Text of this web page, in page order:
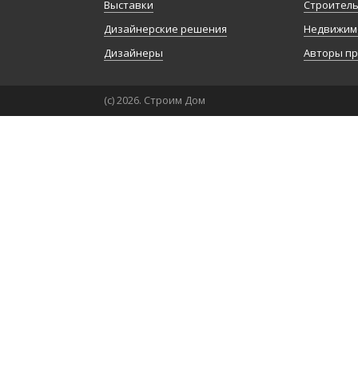
Выставки
Дизайнерские решения
Дизайнеры
Авторы
(с) 2026. Строим Дом